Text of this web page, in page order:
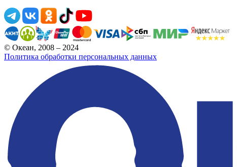
© Океан, 2008 – 2024
Политика обработки персональных данных